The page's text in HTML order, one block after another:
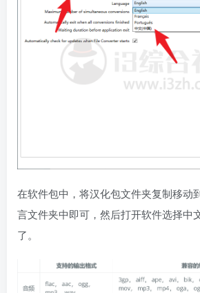
在软件包中，将汉化包文件夹复制移动
言文件夹中即可，然后打开软件选择中
了。